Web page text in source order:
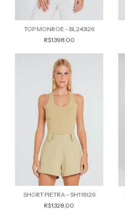
TOP MONROE - BL243I26
R$1.398,00
SHORT PIETRA - SH118I26
R$1.328,00